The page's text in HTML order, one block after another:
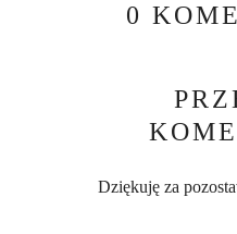
0
Dziękuję za